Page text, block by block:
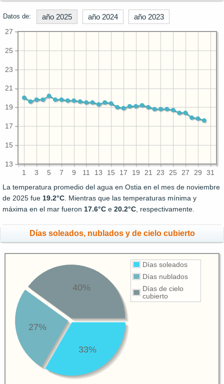
Datos de: año 2025 año 2024 año 2023
1 3 5 7 9 11 13 15 17 19 21 23 25 27 29 31
13
15
17
19
21
23
25
27
La temperatura promedio del agua en Ostia en el mes de noviembre
de 2025 fue 19.2°C. Mientras que las temperaturas mínima y
máxima en el mar fueron 17.6°C e 20.2°C, respectivamente.
Días soleados, nublados y de cielo cubierto
Días soleados
Días nublados
Días de cielo
cubierto
33%
27%
40%